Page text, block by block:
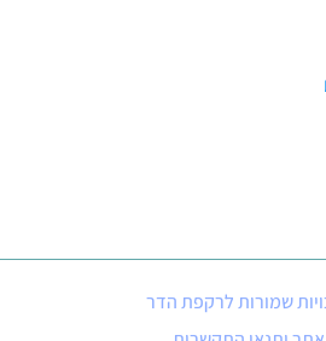
שמורות לרקפת הדר